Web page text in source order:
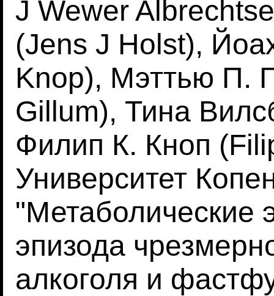
J Wewer
(Jens J Holst),
Knop), Мэттью П.
Gillum), Тина
Филип К. Кноп
Университет
"Метаболические
эпизода
алкоголя и